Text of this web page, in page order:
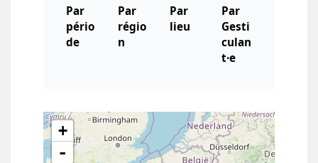
Par
pério
de
Par
régio
n
Par
lieu
Par
Gesti
culan
t·e
+
-